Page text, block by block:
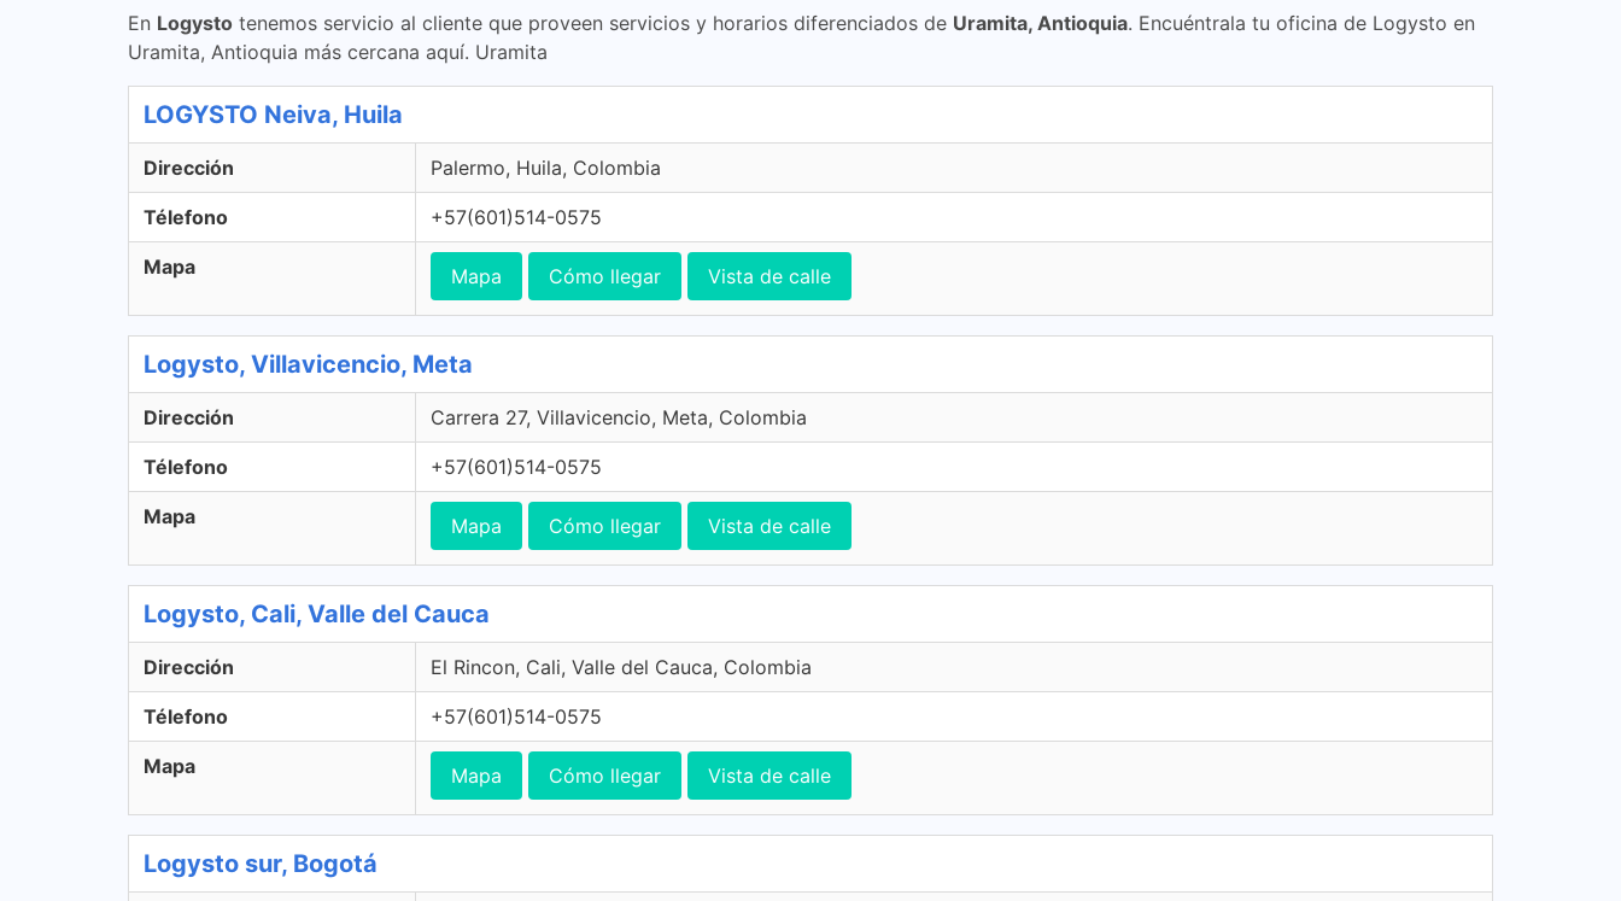
En Logysto tenemos servicio al cliente que proveen servicios y horarios diferenciados de Uramita, Antioquia. Encuéntrala tu oficina de Logysto en
Uramita, Antioquia más cercana aquí. Uramita
LOGYSTO Neiva, Huila
Dirección Palermo, Huila, Colombia
Télefono +57(601)514-0575
Mapa Mapa Cómo llegar Vista de calle
Logysto, Villavicencio, Meta
Dirección Carrera 27, Villavicencio, Meta, Colombia
Télefono +57(601)514-0575
Mapa Mapa Cómo llegar Vista de calle
Logysto, Cali, Valle del Cauca
Dirección El Rincon, Cali, Valle del Cauca, Colombia
Télefono +57(601)514-0575
Mapa Mapa Cómo llegar Vista de calle
Logysto sur, Bogotá